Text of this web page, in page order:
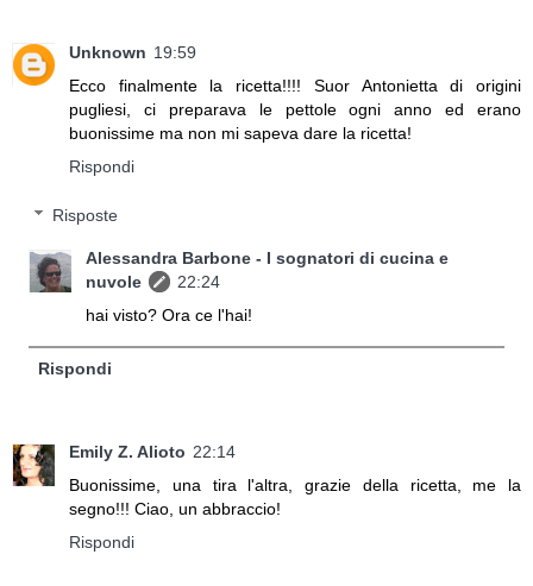
Unknown 19:59
Ecco finalmente la ricetta!!!! Suor Antonietta di origini
pugliesi, ci preparava le pettole ogni anno ed erano
buonissime ma non mi sapeva dare la ricetta!
Rispondi
Risposte
Alessandra Barbone - I sognatori di cucina e
nuvole
22:24
hai visto? Ora ce l'hai!
Rispondi
Emily Z. Alioto 22:14
Buonissime, una tira l'altra, grazie della ricetta, me la
segno!!! Ciao, un abbraccio!
Rispondi